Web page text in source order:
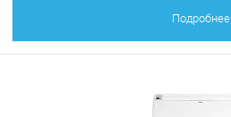
Подробнее